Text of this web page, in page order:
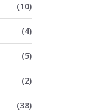
(10)
(4)
(5)
(2)
(38)